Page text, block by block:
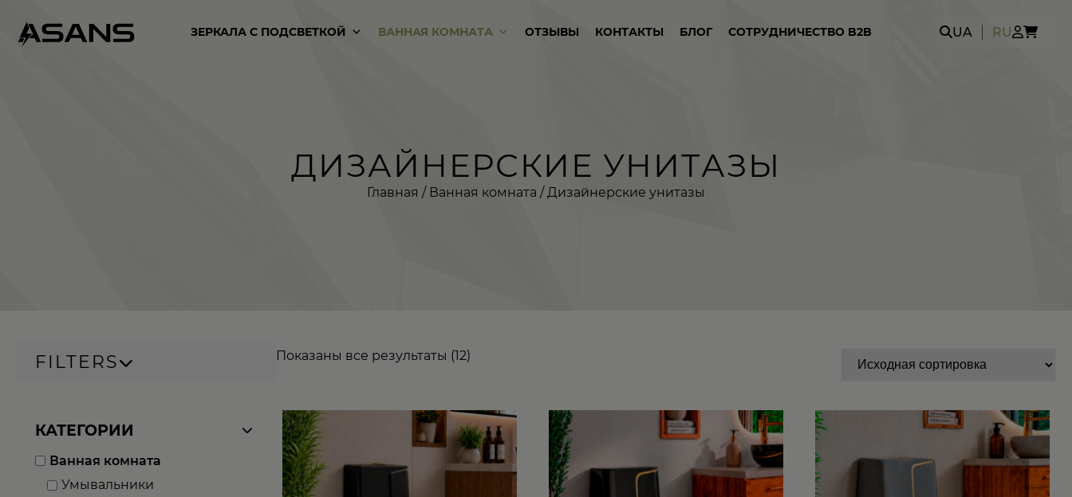
ЗЕРКАЛА С ПОДСВЕТКОЙ ВАННАЯ КОМНАТА ОТЗЫВЫ КОНТАКТЫ БЛОГ СОТРУДНИЧЕСТВО B2Bfor:
UA RU
ДИЗАЙНЕРСКИЕ УНИТАЗЫ
Главная / Ванная комната / Дизайнерские унитазы
FILTERS
КАТЕГОРИИ
Ванная комната
Умывальники
Показаны все результаты (12)